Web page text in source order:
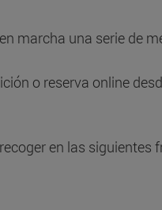
marcha una serie de
o reserva online
en las siguientes